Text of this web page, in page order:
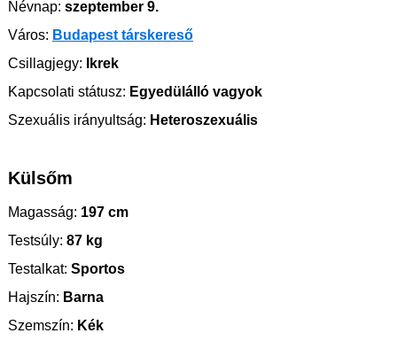
Névnap: szeptember 9.
Város: Budapest társkereső
Csillagjegy: Ikrek
Kapcsolati státusz: Egyedülálló vagyok
Szexuális irányultság: Heteroszexuális
Külsőm
Magasság: 197 cm
Testsúly: 87 kg
Testalkat: Sportos
Hajszín: Barna
Szemszín: Kék